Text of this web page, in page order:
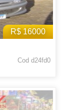
R$ 16000
Cod d24fd0